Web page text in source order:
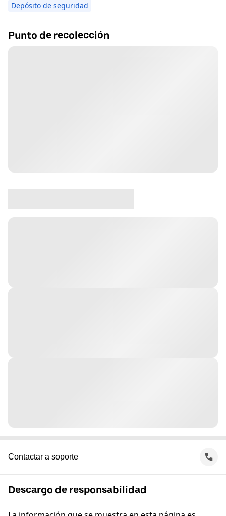
Depósito de seguridad
Punto de recolección
Contactar a soporte
Descargo de responsabilidad